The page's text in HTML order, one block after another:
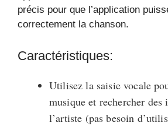
précis pour que l’application
correctement la chanson.
Caractéristiques:
Utilisez la saisie vocale
musique et rechercher
l’artiste (pas besoin